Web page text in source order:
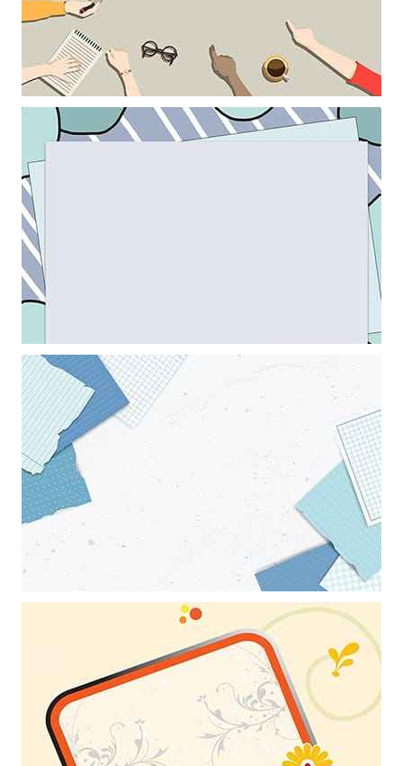
Khung ảnh nền powerpoint trang trí bởi những cánh tay
Khung ảnh nền powerpoint với điểm nhấn là những đường kẻ trắng
kết hợp với khung hình nghệ thuật
Khung ảnh nền powerpoint với những miếng ghép kết hợp đẹp mắt